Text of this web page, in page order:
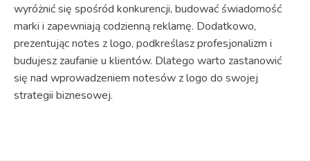
wyróżnić się spośród konkurencji, budować świadomość
marki i zapewniają codzienną reklamę. Dodatkowo,
prezentując notes z logo, podkreślasz profesjonalizm i
budujesz zaufanie u klientów. Dlatego warto zastanowić
się nad wprowadzeniem notesów z logo do swojej
strategii biznesowej.